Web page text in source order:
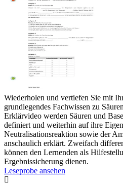
Wiederholen und vertiefen Sie mit
grundlegendes Fachwissen zu
Erklärvideo werden Säuren und
definiert und weiterhin auf ihre
Neutralisationsreaktion sowie der
anschaulich erklärt. Zweifach
können den Lernenden als
Ergebnissicherung dienen.
Leseprobe ansehen
